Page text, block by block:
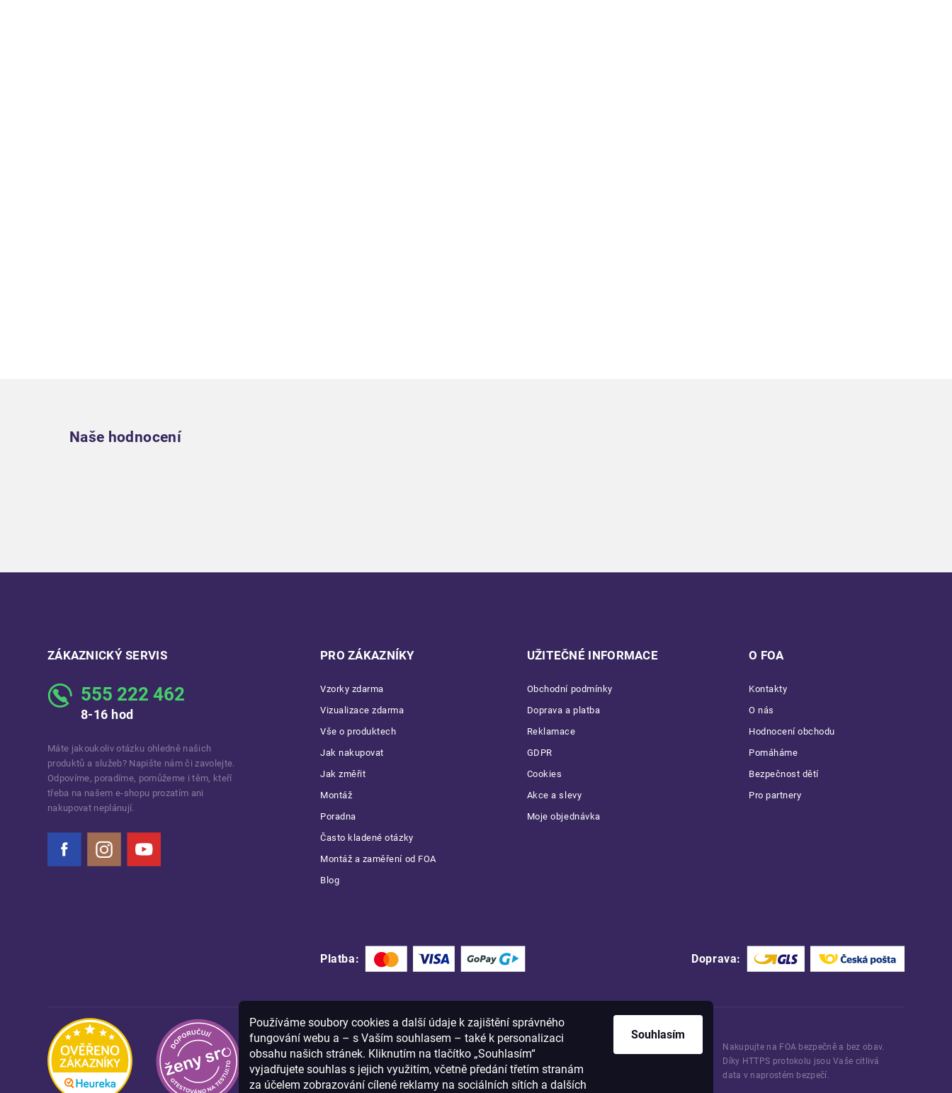
Používáme soubory cookies a další údaje k zajištění správného
fungování webu a – s Vaším souhlasem – také k personalizaci
obsahu našich stránek. Kliknutím na tlačítko „Souhlasím“
vyjadřujete souhlas s jejich využitím, včetně předání třetím stranám
za účelem zobrazování cílené reklamy na sociálních sítích a dalších
Souhlasím
Naše hodnocení
ZÁKAZNICKÝ SERVIS
555 222 462
8-16 hod
Máte jakoukoliv otázku ohledně našich
produktů a služeb? Napište nám či zavolejte.
Odpovíme, poradíme, pomůžeme i těm, kteří
třeba na našem e-shopu prozatím ani
nakupovat neplánují.
Instagram
PRO ZÁKAZNÍKY
Vzorky zdarma
Vizualizace zdarma
Vše o produktech
Jak nakupovat
Jak změřit
Montáž
Poradna
Často kladené otázky
Montáž a zaměření od FOA
Blog
UŽITEČNÉ INFORMACE
Obchodní podmínky
Doprava a platba
Reklamace
GDPR
Cookies
Akce a slevy
Moje objednávka
O FOA
Kontakty
O nás
Hodnocení obchodu
Pomáháme
Bezpečnost dětí
Pro partnery
Platba: Doprava:
Nakupujte na FOA bezpečně a bez obav.
Díky HTTPS protokolu jsou Vaše citlivá
data v naprostém bezpečí.